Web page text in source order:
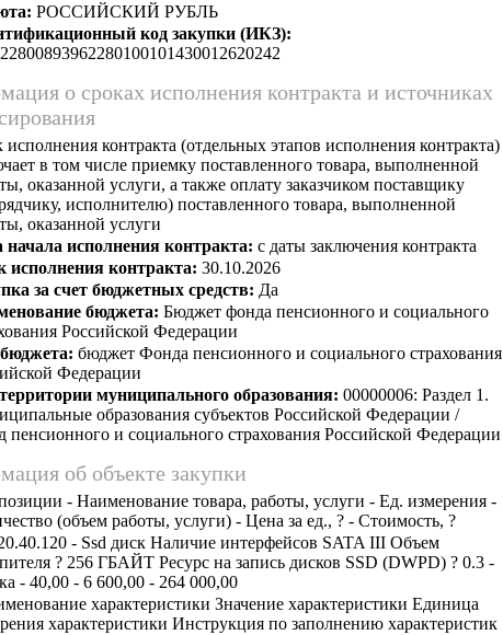
РОССИЙСКИЙ РУБЛЬ
код закупки (ИКЗ):
о сроках исполнения контракта и источниках
исполнения контракта (отдельных этапов исполнения контракта)
в том числе приемку поставленного товара, выполненной
оказанной услуги, а также оплату заказчиком поставщику
исполнителю) поставленного товара, выполненной
оказанной услуги
начала исполнения контракта: с даты заключения контракта
исполнения контракта: 30.10.2026
за счет бюджетных средств: Да
бюджета: Бюджет фонда пенсионного и социального
Российской Федерации
бюджет Фонда пенсионного и социального страхования
Федерации
муниципального образования: 00000006: Раздел 1.
образования субъектов Российской Федерации /
пенсионного и социального страхования Российской Федерации
об объекте закупки
- Наименование товара, работы, услуги - Ед. измерения -
(объем работы, услуги) - Цена за ед., ? - Стоимость, ?
- Ssd диск Наличие интерфейсов SATA III Объем
? 256 ГБАЙТ Ресурс на запись дисков SSD (DWPD) ? 0.3 -
- 40,00 - 6 600,00 - 264 000,00
характеристики Значение характеристики Единица
характеристики Инструкция по заполнению характеристик